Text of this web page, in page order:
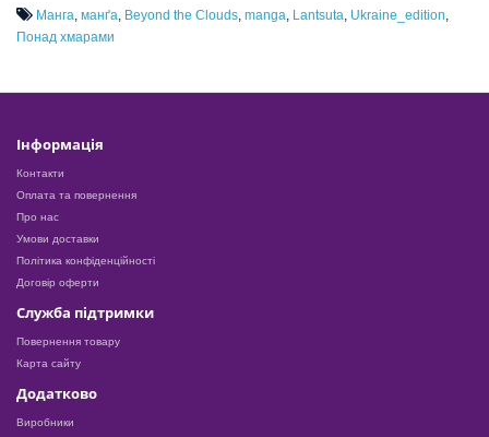
Манга, манґа, Beyond the Clouds, manga, Lantsuta, Ukraine_edition,
Понад хмарами
Інформація
Контакти
Оплата та повернення
Про нас
Умови доставки
Політика конфіденційності
Договір оферти
Служба підтримки
Повернення товару
Карта сайту
Додатково
Виробники